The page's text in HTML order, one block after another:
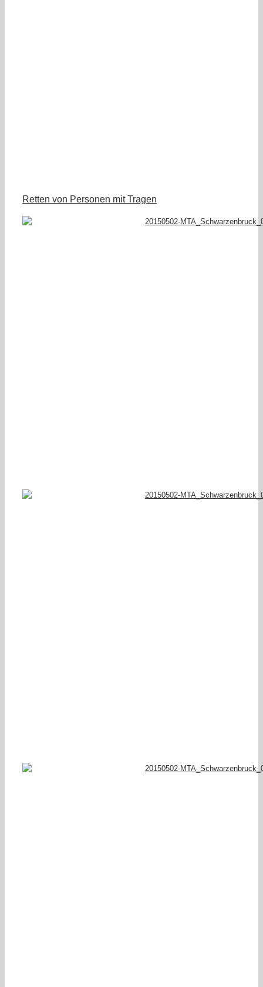
Retten von Personen mit Tragen